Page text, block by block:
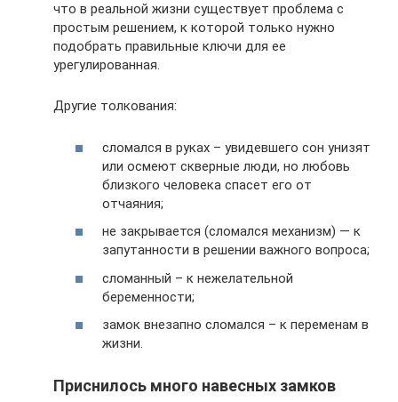
что в реальной жизни существует проблема с
простым решением, к которой только нужно
подобрать правильные ключи для ее
урегулированная.
Другие толкования:
сломался в руках – увидевшего сон унизят
или осмеют скверные люди, но любовь
близкого человека спасет его от
отчаяния;
не закрывается (сломался механизм) — к
запутанности в решении важного вопроса;
сломанный – к нежелательной
беременности;
замок внезапно сломался – к переменам в
жизни.
Приснилось много навесных замков